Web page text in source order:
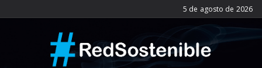
al
5 de agosto de 2026